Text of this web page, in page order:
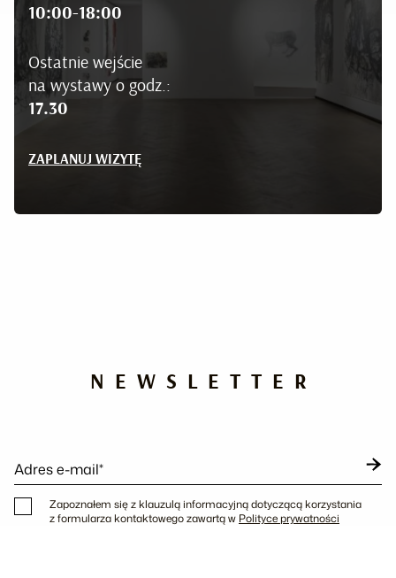
10:00-18:00
Ostatnie wejście
na wystawy o godz.:
17.30
ZAPLANUJ WIZYTĘ
NEWSLETTER
Adres e-mail*
Zapoznałem się z klauzulą informacyjną dotyczącą korzystania
z formularza kontaktowego zawartą w Polityce prywatności